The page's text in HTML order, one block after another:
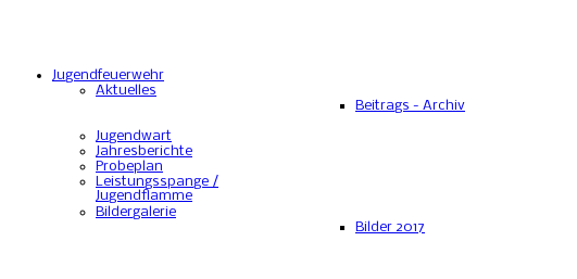
Jugendfeuerwehr
Aktuelles
Beitrags - Archiv
Jugendwart
Jahresberichte
Probeplan
Leistungsspange /
Jugendflamme
Bildergalerie
Bilder 2017